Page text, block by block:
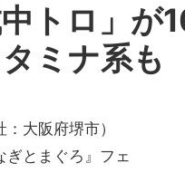
トロ」が
ミナ系も
大阪府堺市）
ぎとまぐろ』フェ